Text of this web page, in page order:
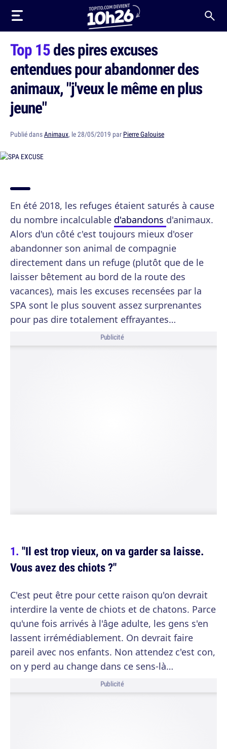
Top 15des pires excuses
entendues pour abandonner des
animaux, "j'veux le même en plus
jeune"
Publié dansAnimaux, le 28/05/2019 par Pierre Galouise
En été 2018, les refuges étaient saturés à cause
du nombre incalculable d'abandons d'animaux.
Alors d'un côté c'est toujours mieux d'oser
abandonner son animal de compagnie
directement dans un refuge (plutôt que de le
laisser bêtement au bord de la route des
vacances), mais les excuses recensées par la
SPA sont le plus souvent assez surprenantes
pour pas dire totalement effrayantes…
Publicité
"Il est trop vieux, on va garder sa laisse.
Vous avez des chiots ?"
C'est peut être pour cette raison qu'on devrait
interdire la vente de chiots et de chatons. Parce
qu'une fois arrivés à l'âge adulte, les gens s'en
lassent irrémédiablement. On devrait faire
pareil avec nos enfants. Non attendez c'est con,
on y perd au change dans ce sens-là…
Publicité